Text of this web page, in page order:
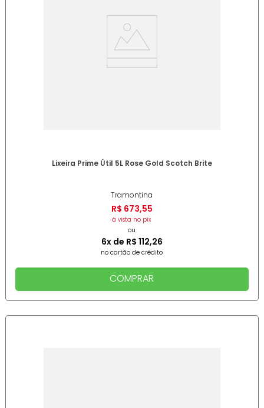
Lixeira Prime Útil 5L Rose Gold Scotch Brite
Tramontina
R$ 673,55
à vista no pix
ou
6x de R$ 112,26
no cartão de crédito
COMPRAR